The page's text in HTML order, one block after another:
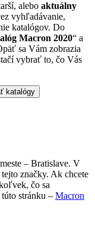
alebo aktuálny
vyhľadávanie,
katalógov. Do
Macron 2020“ a
sa Vám zobrazia
vybrať to, čo Vás
– Bratislave. V
značky. Ak chcete
čo sa
stránku – Macron